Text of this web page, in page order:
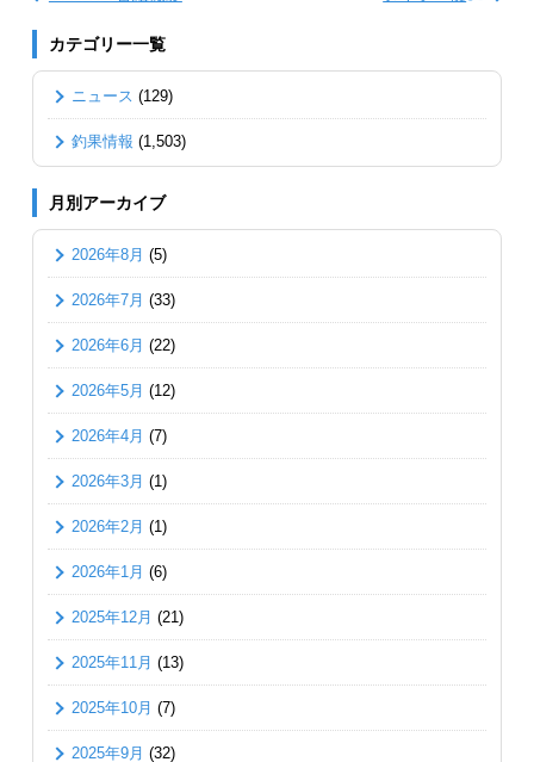
カテゴリー一覧
ニュース (129)
釣果情報 (1,503)
月別アーカイブ
2026年8月 (5)
2026年7月 (33)
2026年6月 (22)
2026年5月 (12)
2026年4月 (7)
2026年3月 (1)
2026年2月 (1)
2026年1月 (6)
2025年12月 (21)
2025年11月 (13)
2025年10月 (7)
2025年9月 (32)